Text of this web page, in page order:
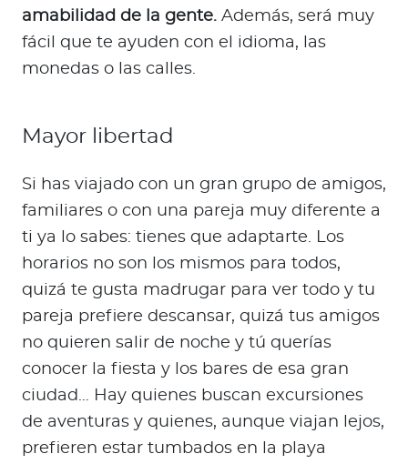
amabilidad de la gente. Además, será muy
fácil que te ayuden con el idioma, las
monedas o las calles.
Mayor libertad
Si has viajado con un gran grupo de amigos,
familiares o con una pareja muy diferente a
ti ya lo sabes: tienes que adaptarte. Los
horarios no son los mismos para todos,
quizá te gusta madrugar para ver todo y tu
pareja prefiere descansar, quizá tus amigos
no quieren salir de noche y tú querías
conocer la fiesta y los bares de esa gran
ciudad… Hay quienes buscan excursiones
de aventuras y quienes, aunque viajan lejos,
prefieren estar tumbados en la playa